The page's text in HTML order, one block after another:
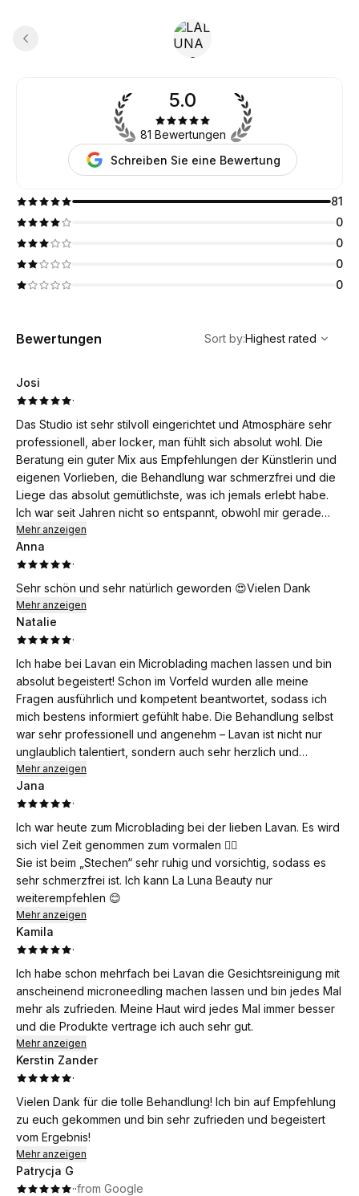
5.0
81 Bewertungen
Schreiben Sie eine Bewertung
81
0
0
0
0
Bewertungen
Highest rated
Sort by:Highest rated
Josi
·
Das Studio ist sehr stilvoll eingerichtet und Atmosphäre sehr
professionell, aber locker, man fühlt sich absolut wohl. Die
Beratung ein guter Mix aus Empfehlungen der Künstlerin und
eigenen Vorlieben, die Behandlung war schmerzfrei und die
Liege das absolut gemütlichste, was ich jemals erlebt habe.
Ich war seit Jahren nicht so entspannt, obwohl mir gerade
mehrfach Nadeln ins Gesicht gestochen wurden. Und das
Ergebnis ist einfach perfekt! Sieht super natürlich aus und
keine Rötungen oder Juckreiz oder irgendwelche
Heilungssymptome, als wäre es schon immer so gewesen.
Mehr anzeigen
Anna
·
Sehr schön und sehr natürlich geworden 😍Vielen Dank
Mehr anzeigen
Natalie
·
Ich habe bei Lavan ein Microblading machen lassen und bin
absolut begeistert! Schon im Vorfeld wurden alle meine
Fragen ausführlich und kompetent beantwortet, sodass ich
mich bestens informiert gefühlt habe. Die Behandlung selbst
war sehr professionell und angenehm – Lavan ist nicht nur
unglaublich talentiert, sondern auch sehr herzlich und
einfühlsam. Das Ergebnis hat meine Erwartungen übertroffen:
ich bin mit meinen Augenbrauen sehr glücklich. Ich kann
Lavan wärmstens weiterempfehlen.
Mehr anzeigen
Jana
·
Ich war heute zum Microblading bei der lieben Lavan. Es wird
sich viel Zeit genommen zum vormalen 👍🏻
Sie ist beim „Stechen“ sehr ruhig und vorsichtig, sodass es
sehr schmerzfrei ist. Ich kann La Luna Beauty nur
weiterempfehlen 😊
Mehr anzeigen
Kamila
·
Ich habe schon mehrfach bei Lavan die Gesichtsreinigung mit
anscheinend microneedling machen lassen und bin jedes Mal
mehr als zufrieden. Meine Haut wird jedes Mal immer besser
und die Produkte vertrage ich auch sehr gut.
Mehr anzeigen
Kerstin Zander
·
Vielen Dank für die tolle Behandlung! Ich bin auf Empfehlung
zu euch gekommen und bin sehr zufrieden und begeistert
vom Ergebnis!
Mehr anzeigen
Patrycja G
··from Google